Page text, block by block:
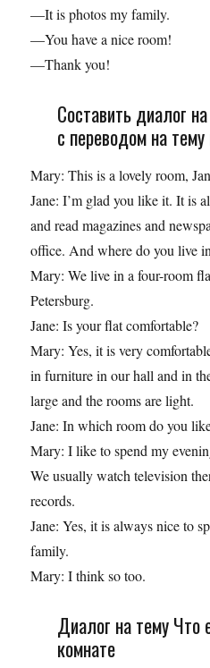
—It is photos my family.
—You have a nice room!
—Thank you!
Составить диалог
с переводом на
Mary: This is a lovely room,
Jane: I’m glad you like it. It is
and read magazines and
office. And where do you live
Mary: We live in a four-room
Petersburg.
Jane: Is your flat comfortable?
Mary: Yes, it is very
in furniture in our hall and in
large and the rooms are light.
Jane: In which room do you
Mary: I like to spend my
We usually watch television
records.
Jane: Yes, it is always nice to
family.
Mary: I think so too.
Диалог на тему Что
комнате